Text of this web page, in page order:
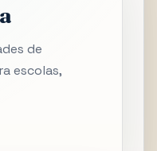
de
escolas,